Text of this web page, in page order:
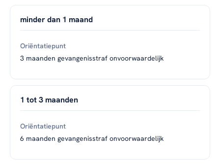
minder dan 1 maand
3 maanden gevangenisstraf onvoorwaardelijk
1 tot 3 maanden
6 maanden gevangenisstraf onvoorwaardelijk